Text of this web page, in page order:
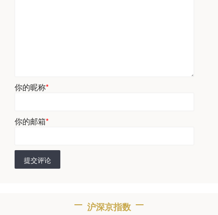
你的昵称*
你的邮箱*
提交评论
沪深京指数